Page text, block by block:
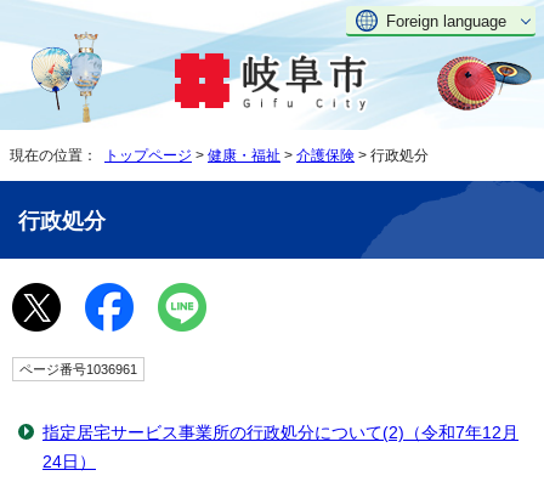
Foreign language
現在の位置： トップページ > 健康・福祉 > 介護保険 > 行政処分
行政処分
ページ番号1036961
指定居宅サービス事業所の行政処分について(2)（令和7年12月
24日）